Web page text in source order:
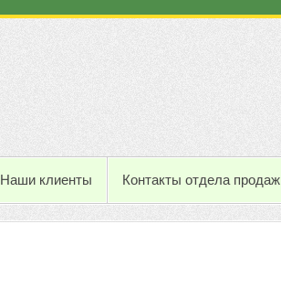
Наши клиенты Контакты отдела продаж